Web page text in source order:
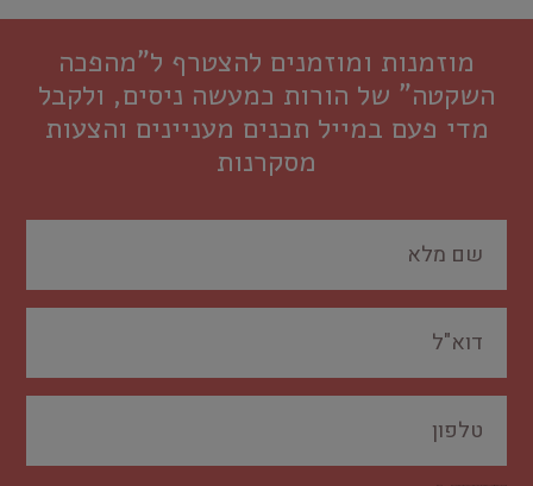
מוזמנות ומוזמנים להצטרף ל"מהפכה
השקטה" של הורות כמעשה ניסים, ולקבל
מדי פעם במייל תכנים מעניינים והצעות
מסקרנות